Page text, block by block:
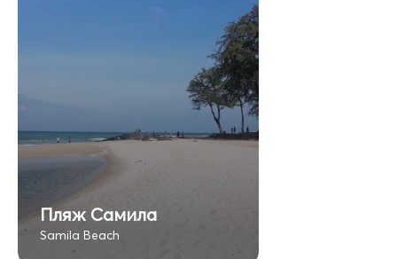
Пляж Самила
Samila Beach